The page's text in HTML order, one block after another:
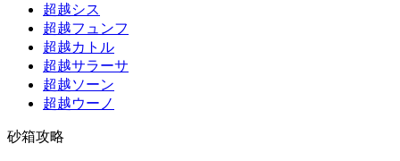
超越シス
超越フュンフ
超越カトル
超越サラーサ
超越ソーン
超越ウーノ
砂箱攻略